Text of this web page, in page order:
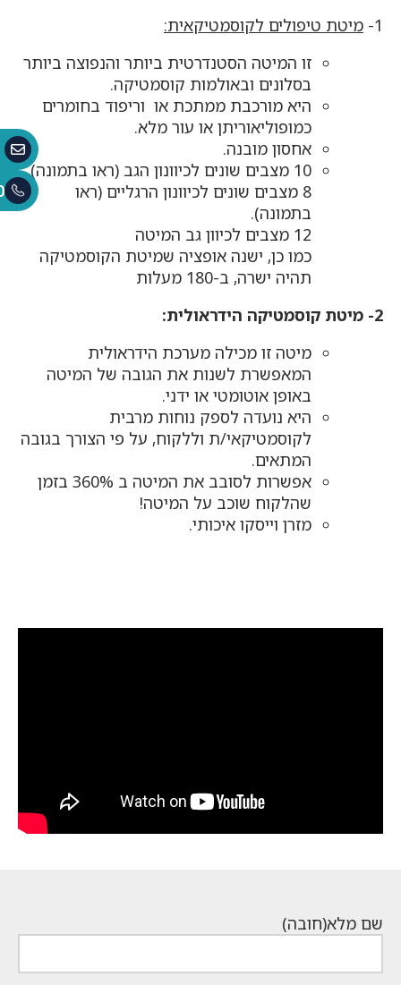
1- מיטת טיפולים לקוסמטיקאית:
זו המיטה הסטנדרטית ביותר והנפוצה ביותר
בסלונים ובאולמות קוסמטיקה.
היא מורכבת ממתכת או וריפוד בחומרים
כמופוליאוריתן או עור מלא.
אחסון מובנה.
10 מצבים שונים לכיוונון הגב (ראו בתמונה).
8 מצבים שונים לכיוונון הרגליים (ראו
בתמונה).
12 מצבים לכיוון גב המיטה
כמו כן, ישנה אופציה שמיטת הקוסמטיקה
תהיה ישרה, ב-180 מעלות
2- מיטת
קוסמטיקה הידראולית:
מיטה זו מכילה מערכת הידראולית
המאפשרת לשנות את הגובה של המיטה
באופן אוטומטי או ידני.
היא נועדה לספק נוחות מרבית
לקוסמטיקאי/ת וללקוח, על פי הצורך בגובה
המתאים.
אפשרות לסובב את המיטה ב 360% בזמן
שהלקוח שוכב על המיטה!
מזרן וייסקו איכותי.
שם מלא(חובה)